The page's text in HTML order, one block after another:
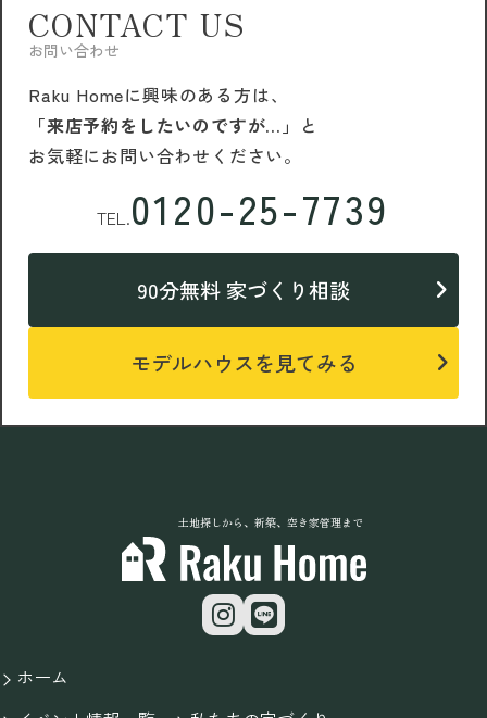
CONTACT US
お問い合わせ
Raku Homeに興味のある方は、
「来店予約をしたいのですが…」 と
お気軽にお問い合わせください。
TEL.0120-25-7739
90分無料 家づくり相談
モデルハウスを見てみる
土地探しから、新築、空き家管理まで
ホーム